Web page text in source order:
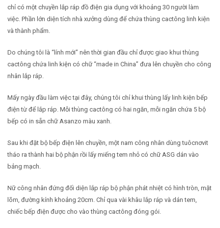
chỉ có một chuyền lắp ráp đồ điện gia dụng với khoảng 30 người làm
việc. Phần lớn diện tích nhà xưởng dùng để chứa thùng cactông linh kiện
và thành phẩm.
Do chúng tôi là “lính mới” nên thời gian đầu chỉ được giao khui thùng
cactông chứa linh kiện có chữ “made in China” đưa lên chuyền cho công
nhân lắp ráp.
Mấy ngày đầu làm việc tại đây, chúng tôi chỉ khui thùng lấy linh kiện bếp
điện từ để lắp ráp. Mỗi thùng cactông có hai ngăn, mỗi ngăn chứa 5 bộ
bếp có in sẵn chữ Asanzo màu xanh.
Sau khi đặt bộ bếp điện lên chuyền, một nam công nhân dùng tuôcnơvit
tháo ra thành hai bộ phận rồi lấy miếng tem nhỏ có chữ ASG dán vào
bảng mạch.
Nữ công nhân đứng đối diện lắp ráp bộ phận phát nhiệt có hình tròn, mặt
lõm, đường kính khoảng 20cm. Chỉ qua vài khâu lắp ráp và dán tem,
chiếc bếp điện được cho vào thùng cactông đóng gói.